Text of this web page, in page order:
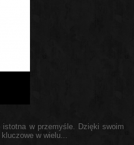
w przemyśle. Dzięki swoim
w wielu...